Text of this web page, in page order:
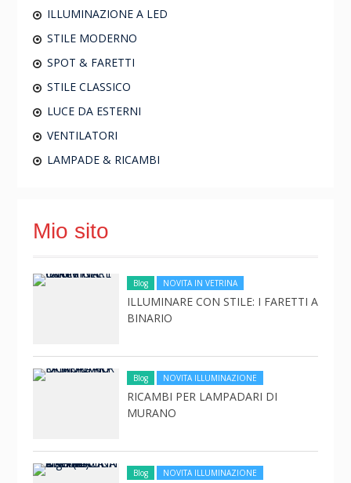
ILLUMINAZIONE A LED
STILE MODERNO
SPOT & FARETTI
STILE CLASSICO
LUCE DA ESTERNI
VENTILATORI
LAMPADE & RICAMBI
Mio sito
Blog NOVITA IN VETRINA
ILLUMINARE CON STILE: I FARETTI A
BINARIO
Blog NOVITA ILLUMINAZIONE
RICAMBI PER LAMPADARI DI
MURANO
Blog NOVITA ILLUMINAZIONE